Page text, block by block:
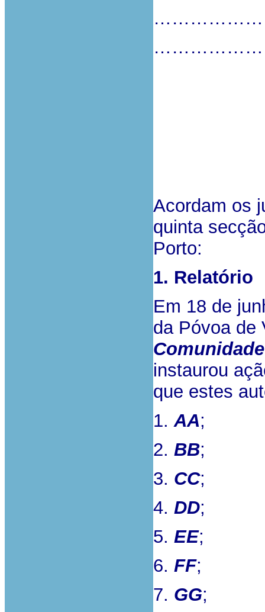
Acordam os
quinta
Porto:
1. Relatório
Em 18 de
da Póvoa de
instaurou
que estes
1.AA;
2. BB;
3. CC;
4. DD;
5. EE;
6. FF;
7. GG;